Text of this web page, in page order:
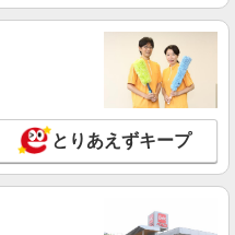
当社規定あり
寄駅：六本木一丁目駅、神谷町
詳細を見る
会社
プのカスタマーサポート
とりあえずキープ